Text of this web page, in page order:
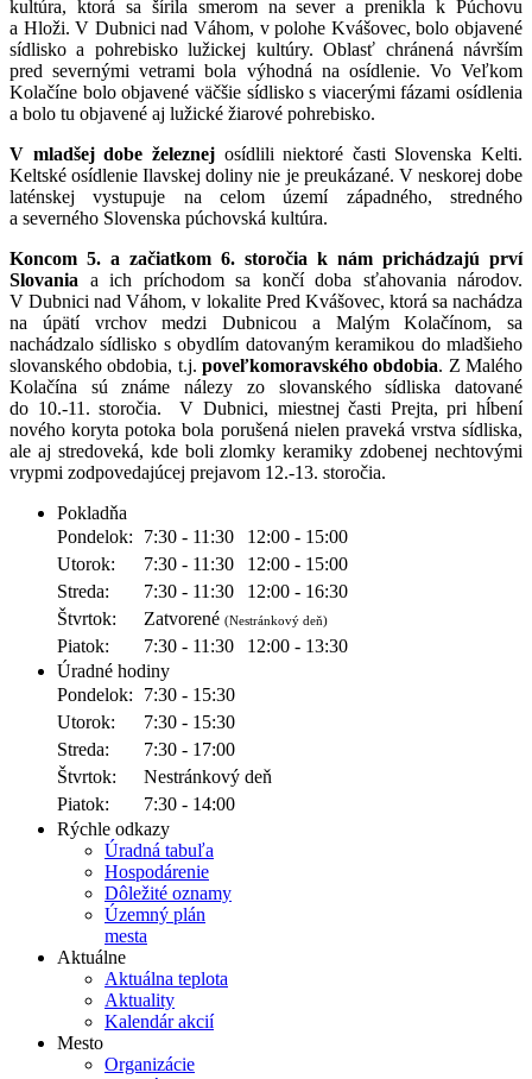
kultúra, ktorá sa šírila smerom na sever a prenikla k Púchovu
a Hloži. V Dubnici nad Váhom, v polohe Kvášovec, bolo objavené
sídlisko a pohrebisko lužickej kultúry. Oblasť chránená návrším
pred severnými vetrami bola výhodná na osídlenie. Vo Veľkom
Kolačíne bolo objavené väčšie sídlisko s viacerými fázami osídlenia
a bolo tu objavené aj lužické žiarové pohrebisko.
V mladšej dobe železnejosídlili niektoré časti Slovenska Kelti.
Keltské osídlenie Ilavskej doliny nie je preukázané. V neskorej dobe
laténskej vystupuje na celom území západného, stredného
a severného Slovenska púchovská kultúra.
Koncom 5. a začiatkom 6. storočia k nám prichádzajú prví
Slovania a ich príchodom sa končí doba sťahovania národov.
V Dubnici nad Váhom, v lokalite Pred Kvášovec, ktorá sa nachádza
na úpätí vrchov medzi Dubnicou a Malým Kolačínom, sa
nachádzalo sídlisko s obydlím datovaným keramikou do mladšieho
slovanského obdobia, t.j. poveľkomoravského obdobia. Z Malého
Kolačína sú známe nálezy zo slovanského sídliska datované
do 10.-11. storočia. V Dubnici, miestnej časti Prejta, pri hĺbení
nového koryta potoka bola porušená nielen praveká vrstva sídliska,
ale aj stredoveká, kde boli zlomky keramiky zdobenej nechtovými
vrypmi zodpovedajúcej prejavom 12.-13. storočia.
Pokladňa
Pondelok:
7:30 - 11:30
12:00 - 15:00
Utorok:
7:30 - 11:30
12:00 - 15:00
Streda:
7:30 - 11:30
12:00 - 16:30
Štvrtok:
Zatvorené (Nestránkový deň)
Piatok: 7:30 - 11:30
12:00 - 13:30
Úradné hodiny
Pondelok:
7:30 - 15:30
Utorok:
7:30 - 15:30
Streda:
7:30 - 17:00
Štvrtok:
Nestránkový deň
Piatok:
7:30 - 14:00
Rýchle odkazy
Úradná tabuľa
Hospodárenie
Dôležité oznamy
Územný plán
mesta
Aktuálne
Aktuálna teplota
Aktuality
Kalendár akcií
Mesto
Organizácie